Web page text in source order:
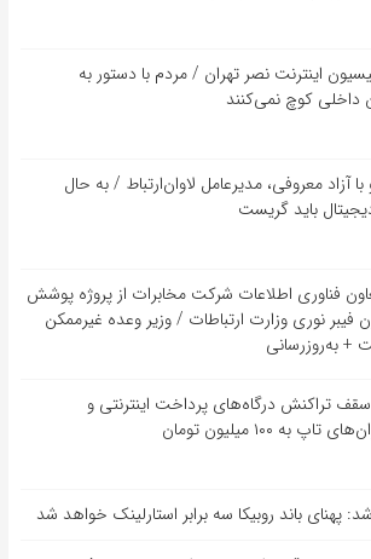
اینترنت نصر تهران / مردم با دستور به
داخلی کوچ نمی‌کنند
آزاد معروفی، مدیرعامل لاوان‌ارتباط / به حال
باید گریست
فناوری اطلاعات شرکت مخابرات از پروژه پوشش
فیبر نوری وزارت ارتباطات / وزیر وعده غیرممکن
+ به‌روزرسانی
تراکنش درگاه‌های پرداخت اینترنتی و
به ۱۰۰ میلیون تومان
باند روبیکا سه برابر استارلینک خواهد شد